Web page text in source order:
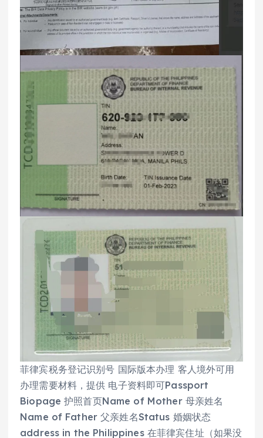
菲律宾税务登记识别号 国际版本办理 客人境外可用
办理需要材料，提供 电子资料即可Passport
Biopage 护照首页Name of Mother 母亲姓名
Name of Father 父亲姓名Status 婚姻状态
address in the Philippines 在菲律宾住址（如果没